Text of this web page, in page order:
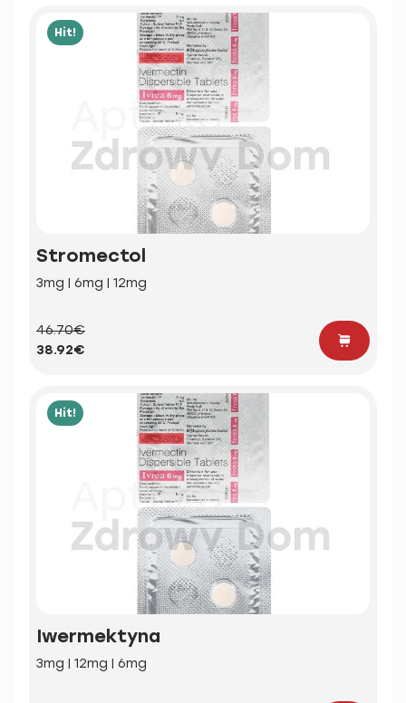
Hit!
Stromectol
3mg | 6mg | 12mg
46.70€
38.92€
Hit!
Iwermektyna
3mg | 12mg | 6mg